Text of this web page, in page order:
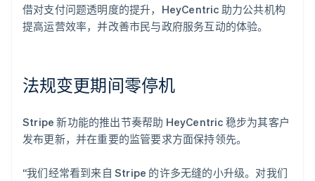
借对支付问题透明度的提升，HeyCentric 助力公共机构
提高运营效率，并改善市民与政府服务互动的体验。
法规变更期间零停机
Stripe 新功能的推出节奏帮助 HeyCentric 稳步为其客户
发布更新，并在重要的监管要求方面保持领先。
“我们经常看到来自 Stripe 的许多无缝的小升级。对我们